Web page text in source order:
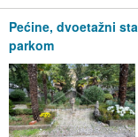
Pećine, dvoetažni
parkom